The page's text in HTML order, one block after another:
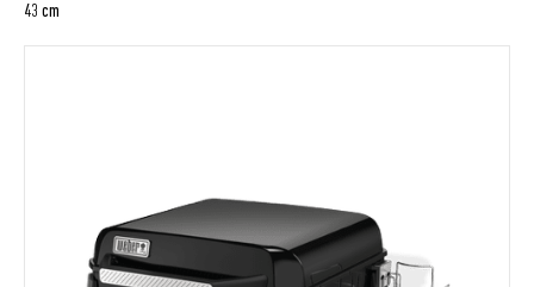
43 cm